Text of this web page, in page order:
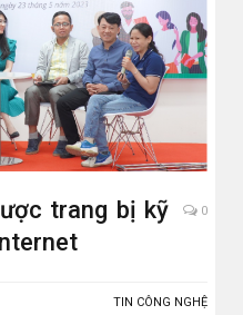
trang bị kỹ
0
TIN CÔNG NGHỆ